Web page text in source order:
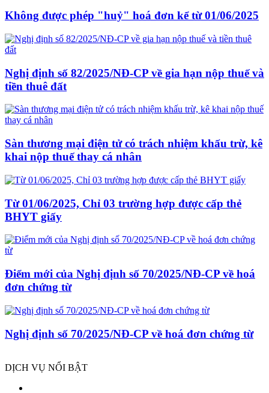
Không được phép "huỷ" hoá đơn kể từ 01/06/2025
Nghị định số 82/2025/NĐ-CP về gia hạn nộp thuế và
tiền thuê đất
Sàn thương mại điện tử có trách nhiệm khấu trừ, kê
khai nộp thuế thay cá nhân
Từ 01/06/2025, Chỉ 03 trường hợp được cấp thẻ
BHYT giấy
Điểm mới của Nghị định số 70/2025/NĐ-CP về hoá
đơn chứng từ
Nghị định số 70/2025/NĐ-CP về hoá đơn chứng từ
DỊCH VỤ NỔI BẬT